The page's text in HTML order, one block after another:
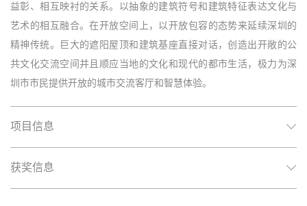
益彰、相互映衬的关系。以抽象的建筑符号和建筑特征表达文化与
艺术的相互融合。在开放空间上，以开放包容的态势来延续深圳的
精神传统。巨大的遮阳屋顶和建筑基座直接对话，创造出开敞的公
共文化交流空间并且顺应当地的文化和现代的都市生活，极力为深
圳市市民提供开放的城市交流客厅和智慧体验。
项目信息
获奖信息